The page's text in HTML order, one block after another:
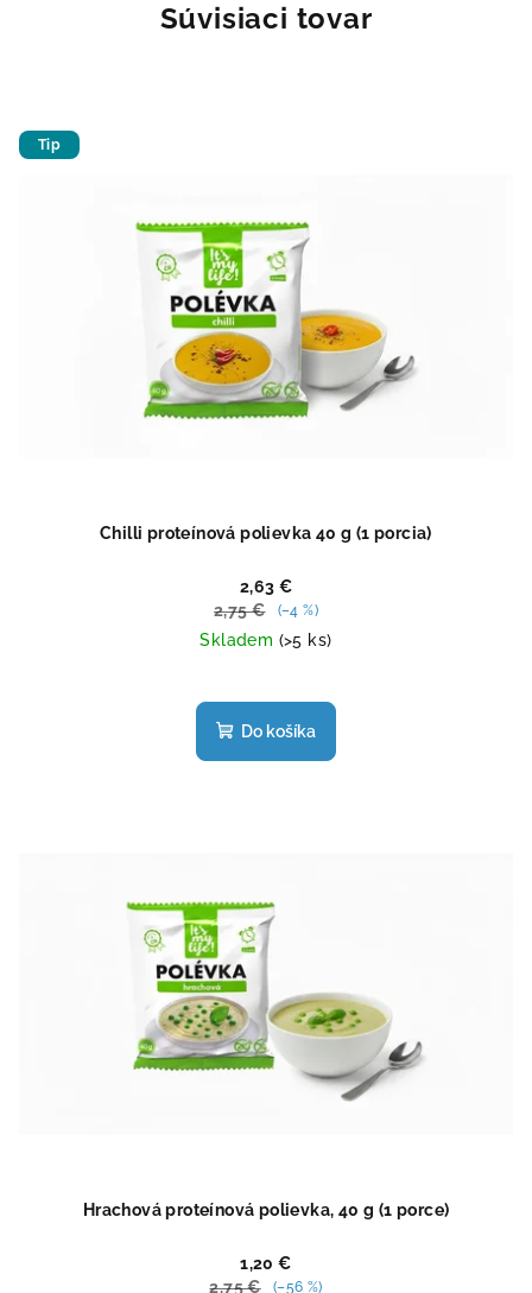
Súvisiaci tovar
Tip
Chilli proteínová polievka 40 g (1 porcia)
2,63 €
2,75 €
(–4 %)
Skladem (>5 ks)
hodnotenie
produktu
Do košíka
Hrachová proteínová polievka, 40 g (1 porce)
1,20 €
2,75 €
(–56 %)